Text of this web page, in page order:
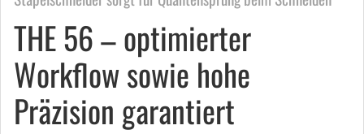
THE 56 – optimierter
Workflow sowie hohe
Präzision garantiert